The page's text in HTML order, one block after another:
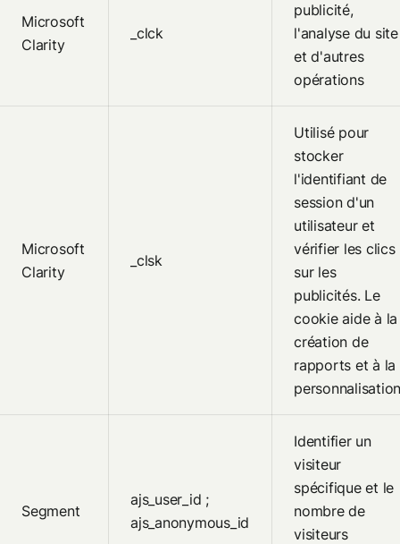
Microsoft
Clarity
_clck
publicité,
l'analyse du site
et d'autres
opérations
Microsoft
Clarity
_clsk
Utilisé pour
stocker
l'identifiant de
session d'un
utilisateur et
vérifier les clics
sur les
publicités. Le
cookie aide à la
création de
rapports et à la
Segment
ajs_user_id ;
ajs_anonymous_id
Identifier un
visiteur
spécifique et le
nombre de
visiteurs